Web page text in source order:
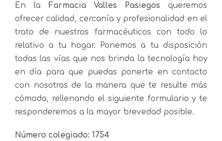
En la Farmacia Valles Pasiegos queremos
ofrecer calidad, cercanía y profesionalidad en el
trato de nuestros farmacéuticos con todo lo
relativo a tu hogar. Ponemos a tu disposición
todas las vías que nos brinda la tecnología hoy
en día para que puedas ponerte en contacto
con nosotros de la manera que te resulte más
cómoda, rellenando el siguiente formulario y te
responderemos a la mayor brevedad posible.
Número colegiado: 1754